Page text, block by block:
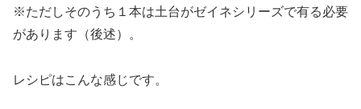
※ただしそのうち１本は土台がゼイネシリーズで有る必要
があります（後述）。
レシピはこんな感じです。